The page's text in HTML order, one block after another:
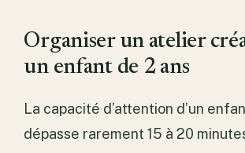
Organiser un atelier
un enfant de 2 ans
La capacité d’attention d’un
dépasse rarement 15 à 20